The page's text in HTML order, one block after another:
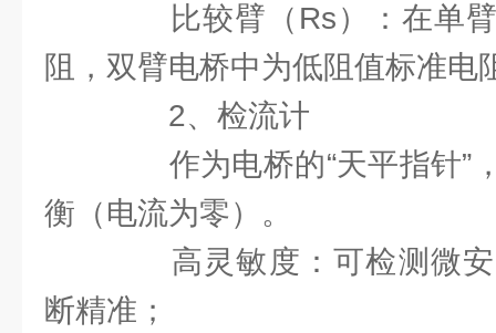
比较臂（Rs）：在单臂
阻，双臂电桥中为低阻值标准电
2、检流计
作为电桥的“天平指针”
衡（电流为零）。
高灵敏度：可检测微安
断精准；